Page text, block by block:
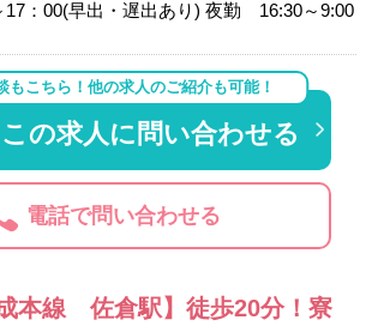
：00(早出・遅出あり) 夜勤 16:30～9:00
もこちら！他の求人のご紹介も可能！
この求人に問い合わせる
電話で問い合わせる
成本線 佐倉駅】徒歩20分！寮